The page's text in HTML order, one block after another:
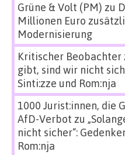
Grüne & Volt (PM) zu
Millionen Euro
Modernisierung
Kritischer Beobachter
gibt, sind wir nicht
Sinti:zze und Rom:nja
1000 Jurist:innen, die
AfD-Verbot zu
nicht sicher“:
Rom:nja